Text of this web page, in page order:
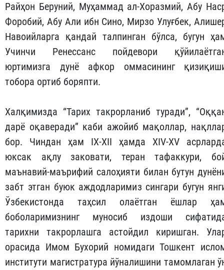
Райҳон Беруний, Муҳаммад ал-Хоразмий, Абу
Форобий, Абу Али ибн Сино, Мирзо Улуғбек,
Навоийларга қандай талпинган бўлса, бугун
Учинчи Ренессанс пойдевори
юртимизга дунё афкор оммасининг
тобора ортиб боряпти.
Халқимизда “Тарих такрорланиб туради”,
дарё оқаверади” каби ажойиб мақоллар,
бор. Чиндан ҳам IX-XII ҳамда XIV-XV
юксак ақлу заковати, теран тафаккури,
маънавий-маърифий салоҳияти билан бутун
забт этган буюк аждодларимиз сингари бугун
Ўзбекистонда таҳсил олаётган ёшлар
боболаримизнинг муносиб издоши
тарихни такрорлашга астойдил киришган.
орасида Имом Бухорий номидаги Тошкент
институти магистратура йўналишини тамомлаган